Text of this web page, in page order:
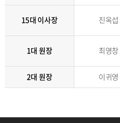
15대 이사장 진옥섭
1대 원장 최영창
2대 원장
이귀영